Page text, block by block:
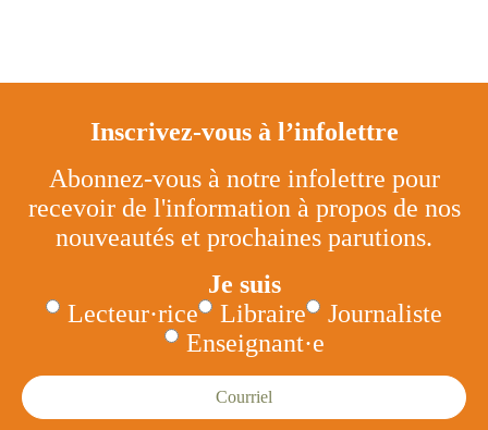
Inscrivez-vous à l’infolettre
Abonnez-vous à notre infolettre pour
recevoir de l'information à propos de nos
nouveautés et prochaines parutions.
Je suis
Lecteur·rice
Libraire
Journaliste
Enseignant·e
Courriel